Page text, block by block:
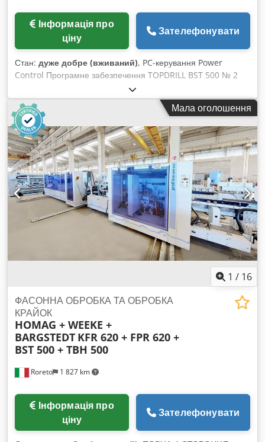
ціну
Зателефонувати
Стан: дуже добре (вживаний), PC-керування Power
Control Програмне забезпечення TOPDRILL BST 500 № 2
прохідних моторизованих транспортерних стрічки № 2
горизонтальних свердлильних супортів (цифрова індикація
позиційних даних по осях) № 1 свердлильний вузол для
кожного горизонтального свердлильного супорта (1 x 1,5
кВт) № 21 шпиндель для кожного горизонтального
свердлильного вузла Chsdpfx Aqeivawpevea Максимальна
робоча ширина (мм): 2500 Мінімальна робоча ширина (мм):
250 № 4 нижніх вертикальних свердлильних супортів
(цифрова індикація позиційних даних по осях) № 2
свердлильних вузлів для кожного нижнього вертикального
свердлильного супорта (2 x 1,5 кВт) № 11 шпиндель для
кожного свердлильного вузла нижніх супортів № 4 верхніх
вертикальних затискачів для заготовок Транспортер для
видалення стружки Загальна встановлена потужність (кВт):
20
Мала оголошення
1 / 16
Roreto 1 827 km
ФАСОННА ОБРОБКА ТА ОБРОБКА
КРАЙОК
HOMAG + WEEKE +
BARGSTEDT KFR 620 + FPR 620 +
BST 500 + TBH 500
ціну
Зателефонувати